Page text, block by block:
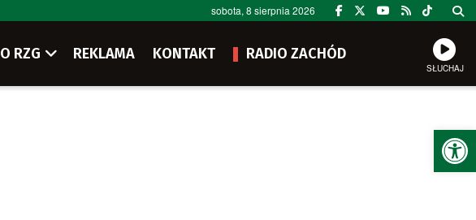
sobota, 8 sierpnia 2026
O RZG REKLAMA KONTAKT RADIO ZACHÓD
SŁUCHAJ